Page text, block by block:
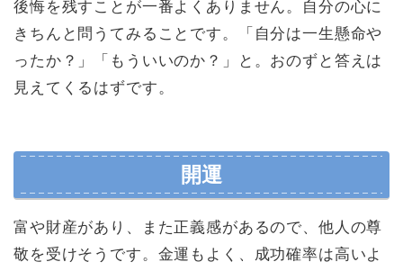
後悔を残すことが一番よくありません。自分の心に
きちんと問うてみることです。「自分は一生懸命や
ったか？」「もういいのか？」と。おのずと答えは
見えてくるはずです。
開運
富や財産があり、また正義感があるので、他人の尊
敬を受けそうです。金運もよく、成功確率は高いよ